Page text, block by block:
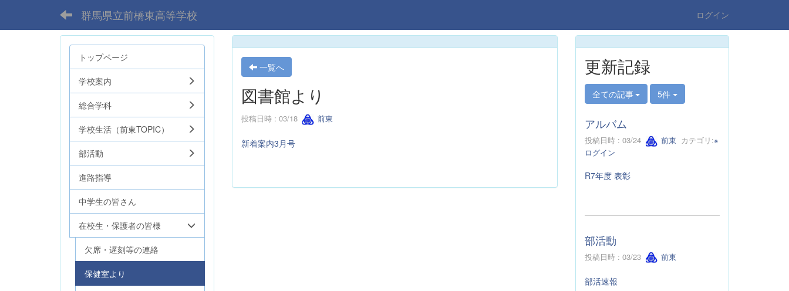
群馬県立前橋東高等学校 ログイン
一覧へ
図書館より
投稿日時 : 03/18 前東
新着案内3月号
トップページ
学校案内
総合学科
学校生活（前東TOPIC）
部活動
進路指導
中学生の皆さん
在校生・保護者の皆様
欠席・遅刻等の連絡
保健室より
更新記録
全ての記事 5件
アルバム
投稿日時 : 03/24 前東 カテゴリ:※
ログイン
R7年度 表彰
部活動
投稿日時 : 03/23 前東
部活速報